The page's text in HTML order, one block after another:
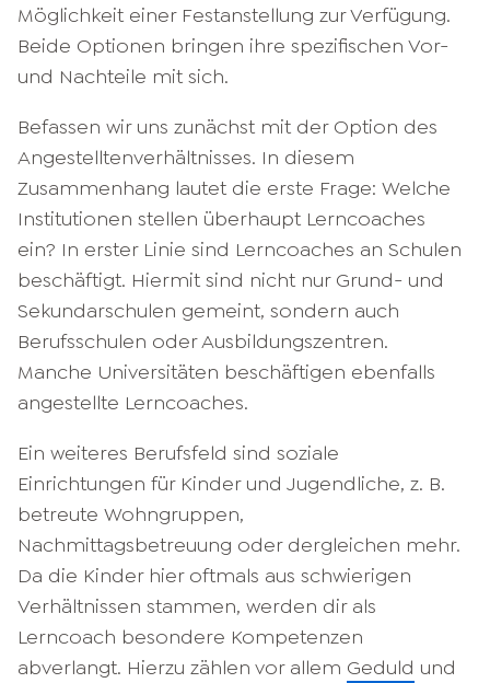
Möglichkeit einer Festanstellung zur Verfügung.
Beide Optionen bringen ihre spezifischen Vor-
und Nachteile mit sich.
Befassen wir uns zunächst mit der Option des
Angestelltenverhältnisses. In diesem
Zusammenhang lautet die erste Frage: Welche
Institutionen stellen überhaupt Lerncoaches
ein? In erster Linie sind Lerncoaches an Schulen
beschäftigt. Hiermit sind nicht nur Grund- und
Sekundarschulen gemeint, sondern auch
Berufsschulen oder Ausbildungszentren.
Manche Universitäten beschäftigen ebenfalls
angestellte Lerncoaches.
Ein weiteres Berufsfeld sind soziale
Einrichtungen für Kinder und Jugendliche, z. B.
betreute Wohngruppen,
Nachmittagsbetreuung oder dergleichen mehr.
Da die Kinder hier oftmals aus schwierigen
Verhältnissen stammen, werden dir als
Lerncoach besondere Kompetenzen
abverlangt. Hierzu zählen vor allem Geduld und